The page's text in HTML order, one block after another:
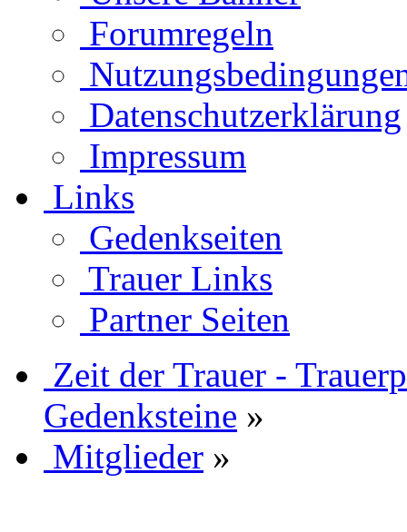
Forumregeln
Datenschutzerklärung
Impressum
Links
Gedenkseiten
Trauer Links
Partner Seiten
Zeit der Trauer -
Gedenksteine »
Mitglieder »